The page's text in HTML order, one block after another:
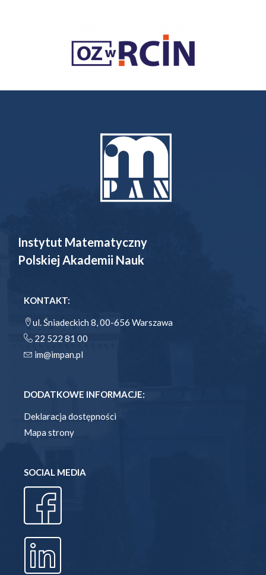
Instytut Matematyczny
Polskiej Akademii Nauk
KONTAKT:
ul. Śniadeckich 8, 00-656 Warszawa
22 522 81 00
im@impan.pl
DODATKOWE INFORMACJE:
Deklaracja dostępności
Mapa strony
SOCIAL MEDIA